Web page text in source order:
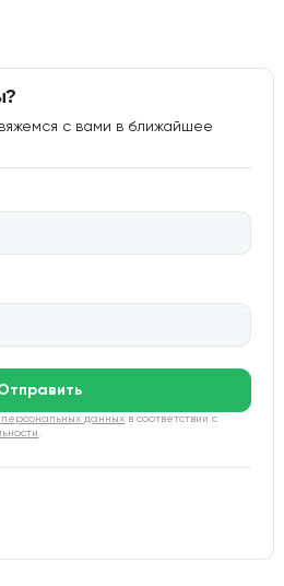
с вами в ближайшее
персональных данных в соответствии с